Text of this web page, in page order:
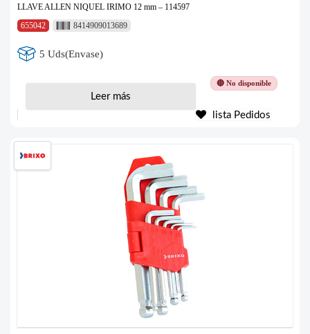
LLAVE ALLEN NIQUEL IRIMO 12 mm – 114597
655042
8414909013689
5 Uds(Envase)
🔴 No disponible
Leer más
lista Pedidos